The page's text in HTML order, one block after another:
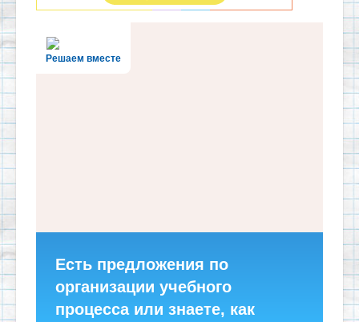
Решаем вместе
Есть предложения по
организации учебного
процесса или знаете, как